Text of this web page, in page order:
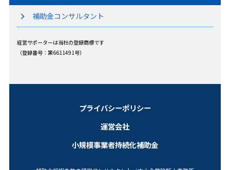
補助金コンサルタント
経営サポーターは当社の登録商標です
（登録番号：第6611491号）
プライバシーポリシー
運営会社
小規模事業者持続化補助金